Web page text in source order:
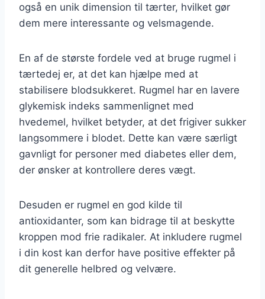
også en unik dimension til tærter, hvilket gør
dem mere interessante og velsmagende.
En af de største fordele ved at bruge rugmel i
tærtedej er, at det kan hjælpe med at
stabilisere blodsukkeret. Rugmel har en lavere
glykemisk indeks sammenlignet med
hvedemel, hvilket betyder, at det frigiver sukker
langsommere i blodet. Dette kan være særligt
gavnligt for personer med diabetes eller dem,
der ønsker at kontrollere deres vægt.
Desuden er rugmel en god kilde til
antioxidanter, som kan bidrage til at beskytte
kroppen mod frie radikaler. At inkludere rugmel
i din kost kan derfor have positive effekter på
dit generelle helbred og velvære.